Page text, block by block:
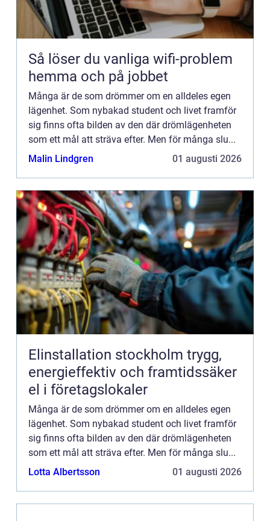
Så löser du vanliga wifi-problem
hemma och på jobbet
Många är de som drömmer om en alldeles egen
lägenhet. Som nybakad student och livet framför
sig finns ofta bilden av den där drömlägenheten
som ett mål att sträva efter. Men för många slu...
Malin Lindgren
01 augusti 2026
Elinstallation stockholm trygg,
energieffektiv och framtidssäker
el i företagslokaler
Många är de som drömmer om en alldeles egen
lägenhet. Som nybakad student och livet framför
sig finns ofta bilden av den där drömlägenheten
som ett mål att sträva efter. Men för många slu...
Lotta Albertsson
01 augusti 2026